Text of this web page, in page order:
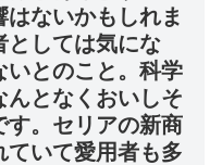
はないかもしれま
としては気にな
いとのこと。科学
んとなくおいしそ
す。セリアの新商
ていて愛用者も多